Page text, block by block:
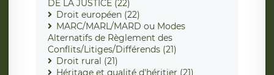
DE LA JUSTICE (22)
Droit européen (22)
MARC/MARL/MARD ou Modes
Alternatifs de Règlement des
Conflits/Litiges/Différends (21)
Droit rural (21)
Héritage et qualité d'héritier (21)